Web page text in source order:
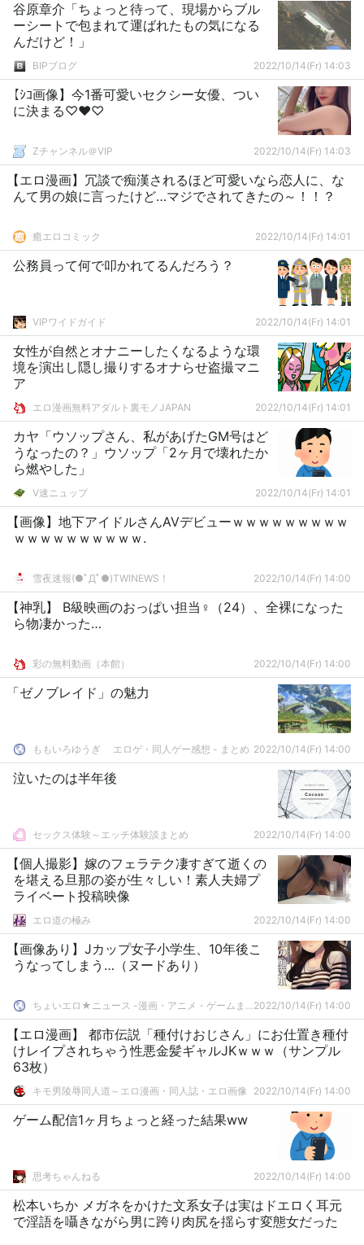
谷原章介「ちょっと待って、現場からブル
ーシートで包まれて運ばれたもの気になる
んだけど！」
BIPブログ 2022/10/14(Fr) 14:03
【ｼｺ画像】今1番可愛いセクシー女優、つい
に決まる♡♥♡
Zチャンネル＠VIP 2022/10/14(Fr) 14:03
【エロ漫画】冗談で痴漢されるほど可愛いなら恋人に、な
んて男の娘に言ったけど…マジでされてきたの～！！？
癒エロコミック 2022/10/14(Fr) 14:01
公務員って何で叩かれてるんだろう？
VIPワイドガイド 2022/10/14(Fr) 14:01
女性が自然とオナニーしたくなるような環
境を演出し隠し撮りするオナらせ盗撮マニ
ア
エロ漫画無料アダルト裏モノJAPAN 2022/10/14(Fr) 14:01
カヤ「ウソップさん、私があげたGM号はど
うなったの？」ウソップ「2ヶ月で壊れたか
ら燃やした」
V速ニュップ 2022/10/14(Fr) 14:01
【画像】地下アイドルさんAVデビューｗｗｗｗｗｗｗｗｗ
ｗｗｗｗｗｗｗｗｗｗ.
雪夜速報(●ﾟДﾟ●)TWINEWS！ 2022/10/14(Fr) 14:00
【神乳】 B級映画のおっぱい担当♀（24）、全裸になった
ら物凄かった…
彩の無料動画（本館） 2022/10/14(Fr) 14:00
「ゼノブレイド」の魅力
ももいろゆうぎ エロゲ・同人ゲー感想 - まとめ 2022/10/14(Fr) 14:00
泣いたのは半年後
セックス体験～エッチ体験談まとめ 2022/10/14(Fr) 14:00
【個人撮影】嫁のフェラテク凄すぎて逝くの
を堪える旦那の姿が生々しい！素人夫婦プ
ライベート投稿映像
エロ道の極み 2022/10/14(Fr) 14:00
【画像あり】Jカップ女子小学生、10年後こ
うなってしまう…（ヌードあり）
ちょいエロ★ニュース -漫画・アニメ・ゲームまとめ-2022/10/14(Fr) 14:00
【エロ漫画】 都市伝説「種付けおじさん」にお仕置き種付
けレイプされちゃう性悪金髪ギャルJKｗｗｗ（サンプル
63枚）
キモ男陵辱同人道～エロ漫画・同人誌・エロ画像 2022/10/14(Fr) 14:00
ゲーム配信1ヶ月ちょっと経った結果ww
思考ちゃんねる 2022/10/14(Fr) 14:00
松本いちか メガネをかけた文系女子は実はドエロく耳元
で淫語を囁きながら男に跨り肉尻を揺らす変態女だった